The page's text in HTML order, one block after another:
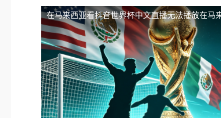
在马来西亚看抖音世界杯中文直播无法播放在马